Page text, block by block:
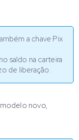
a chave Pix
saldo na carteira
de liberação.
modelo novo,